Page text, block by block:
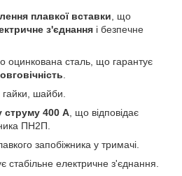
плавкої вставки, що
з'єднання і безпечне
оцинкована сталь, що гарантує
.
гайки, шайби.
струму 400 А, що відповідає
ПН2П.
запобіжника у тримачі.
стабільне електричне з'єднання.